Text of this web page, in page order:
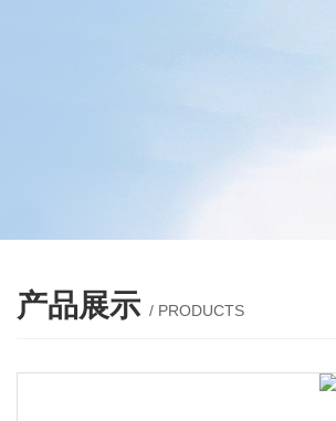
产品展示 / PRODUCTS